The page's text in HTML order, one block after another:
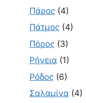
Πάρος (4)
Πάτμος (4)
Πόρος (3)
Ρήνεια (1)
Ρόδος (6)
Σαλαμίνα (4)